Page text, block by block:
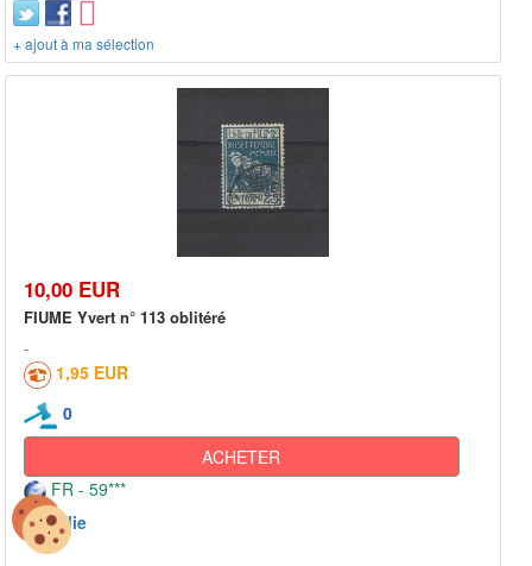
+ ajout à ma sélection
10,00 EUR
FIUME Yvert n° 113 oblitéré
1,95 EUR
0
ACHETER
FR - 59***
Italie